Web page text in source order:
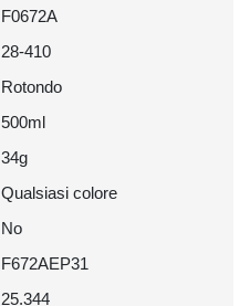
F0672A
28-410
Rotondo
500ml
34g
Qualsiasi colore
No
F672AEP31
25.344